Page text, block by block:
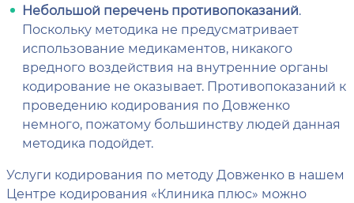
Небольшой перечень противопоказаний.
Поскольку методика не предусматривает
использование медикаментов, никакого
вредного воздействия на внутренние органы
кодирование не оказывает. Противопоказаний к
проведению кодирования по Довженко
немного, пожатому большинству людей данная
методика подойдет.
Услуги кодирования по методу Довженко в нашем
Центре кодирования «Клиника плюс» можно